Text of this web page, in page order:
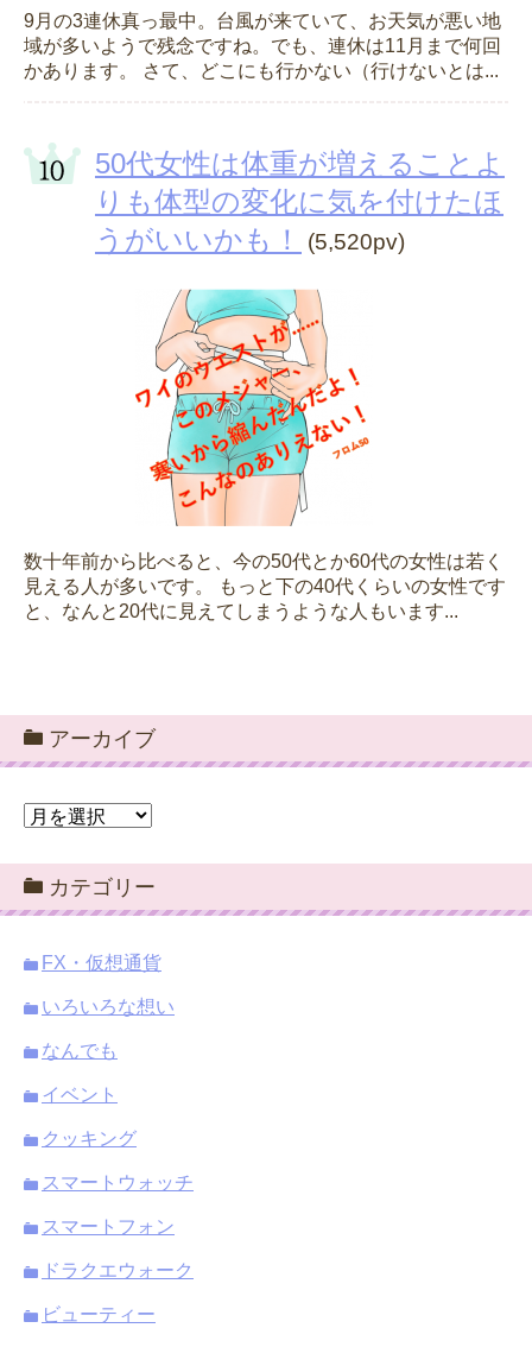
9月の3連休真っ最中。台風が来ていて、お天気が悪い地
域が多いようで残念ですね。でも、連休は11月まで何回
かあります。 さて、どこにも行かない（行けないとは...
50代女性は体重が増えることよ
りも体型の変化に気を付けたほ
うがいいかも！
(5,520pv)
数十年前から比べると、今の50代とか60代の女性は若く
見える人が多いです。 もっと下の40代くらいの女性です
と、なんと20代に見えてしまうような人もいます...
アーカイブ
ア
カ
イ
ブ
カテゴリー
FX・仮想通貨
いろいろな想い
なんでも
イベント
クッキング
スマートウォッチ
スマートフォン
ドラクエウォーク
ビューティー